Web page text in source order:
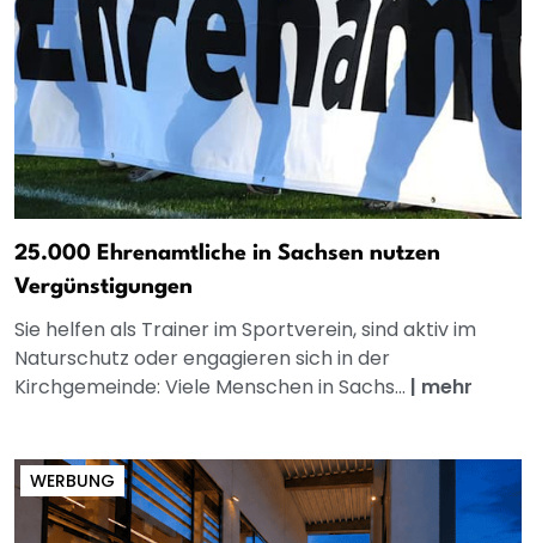
25.000 Ehrenamtliche in Sachsen nutzen
Vergünstigungen
Sie helfen als Trainer im Sportverein, sind aktiv im
Naturschutz oder engagieren sich in der
Kirchgemeinde: Viele Menschen in Sachs... | mehr
WERBUNG